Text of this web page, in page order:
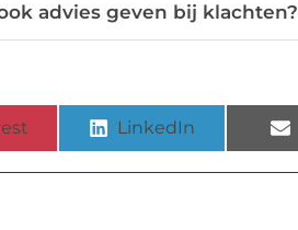
advies geven bij klachten?
LinkedIn